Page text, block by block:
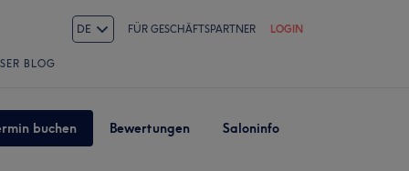
DE FÜR GESCHÄFTSPARTNER LOGIN
BLOG
buchen Bewertungen Saloninfo